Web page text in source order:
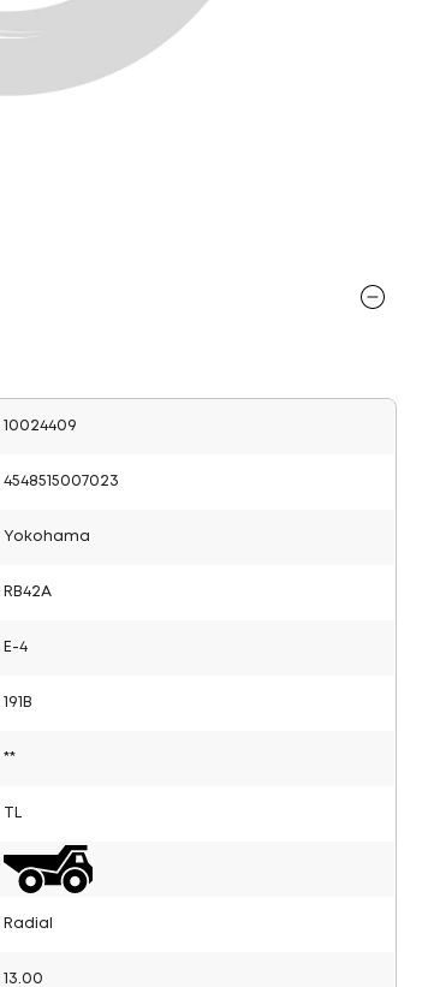
10024409
4548515007023
Yokohama
RB42A
E-4
191B
**
Radial
13.00